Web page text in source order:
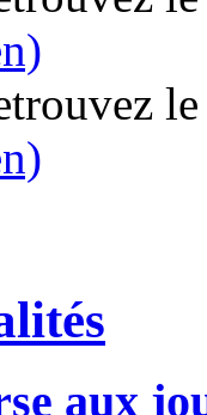
aux